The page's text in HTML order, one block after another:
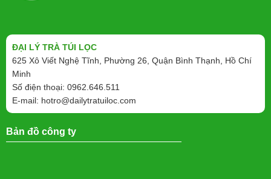
ĐẠI LÝ TRÀ TÚI LỌC
625 Xô Viết Nghệ Tĩnh, Phường 26, Quận Bình Thạnh, Hồ Chí
Minh
Số điện thoại: 0962.646.511
E-mail: hotro@dailytratuiloc.com
Bản đồ công ty